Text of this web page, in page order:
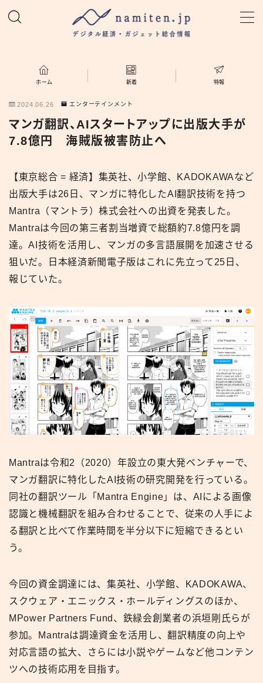
ホーム
新着
namiten.jp
ホーム 新着 特報
2024.06.26 エンターテインメント
マンガ翻訳、AIスタートアップに出版大手が
7.8億円 海賊版被害防止へ
【東京総合 = 経済】集英社、小学館、KADOKAWAなど
出版大手は26日、マンガに特化したAI翻訳技術を持つ
Mantra（マントラ）株式会社への出資を発表した。
Mantraは今回の第三者割当増資で総額約7.8億円を調
達。AI技術を活用し、マンガの多言語展開を加速させる
狙いだ。日本経済新聞電子版はこれに先立って25日、
報じていた。
Mantraは令和2（2020）年設立の東大発ベンチャーで、
マンガ翻訳に特化したAI技術の研究開発を行っている。
同社の翻訳ツール「Mantra Engine」は、AIによる画像
認識と機械翻訳を組み合わせることで、従来の人手によ
る翻訳と比べて作業時間を半分以下に短縮できるとい
う。
今回の資金調達には、集英社、小学館、KADOKAWA、
スクウェア・エニックス・ホールディングスのほか、
MPower Partners Fund、鉄緑会創業者の浜垣剛氏らが
参加。Mantraは調達資金を活用し、翻訳精度の向上や
対応言語の拡大、さらには小説やゲームなど他コンテン
ツへの技術応用を目指す。